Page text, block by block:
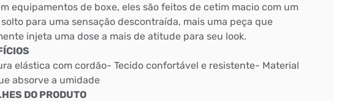
equipamentos de boxe, eles são feitos de cetim macio com um
para uma sensação descontraída, mais uma peça que
injeta uma dose a mais de atitude para seu look.
elástica com cordão- Tecido confortável e resistente- Material
absorve a umidade
DO PRODUTO